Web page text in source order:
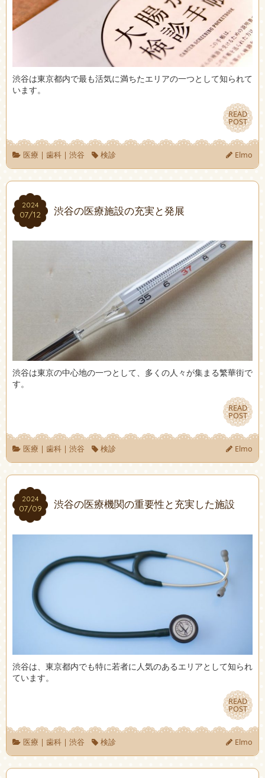
渋谷は東京都内で最も活気に満ちたエリアの一つとして知られて
います。
READ
POST
READ
POST
医療 | 歯科| 渋谷 検診 Elmo
2024
07/12
2024
07/12 渋谷の医療施設の充実と発展
渋谷は東京の中心地の一つとして、多くの人々が集まる繁華街で
す。
READ
POST
READ
POST
医療 | 歯科| 渋谷 検診 Elmo
2024
07/09
2024
07/09 渋谷の医療機関の重要性と充実した施設
渋谷は、東京都内でも特に若者に人気のあるエリアとして知られ
ています。
READ
POST
READ
POST
医療 | 歯科| 渋谷 検診 Elmo